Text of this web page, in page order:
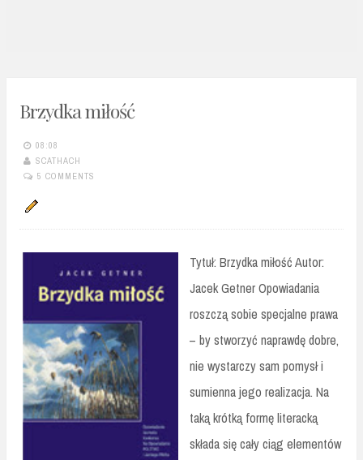
Brzydka miłość
08:08
SCATHACH
5 COMMENTS
Tytuł: Brzydka miłość Autor:
Jacek Getner Opowiadania
roszczą sobie specjalne prawa
– by stworzyć naprawdę dobre,
nie wystarczy sam pomysł i
sumienna jego realizacja. Na
taką krótką formę literacką
składa się cały ciąg elementów